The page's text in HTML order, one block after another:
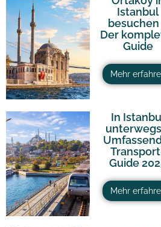
Istanbul
besuchen
Der
Guide
Mehr
In
Guide
Mehr